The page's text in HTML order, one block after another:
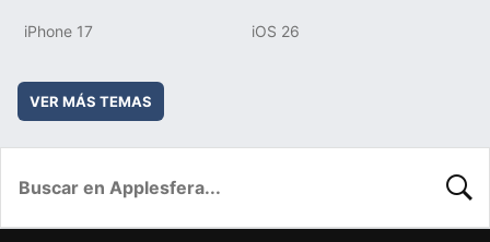
iPhone 17 iOS 26
VER MÁS TEMAS